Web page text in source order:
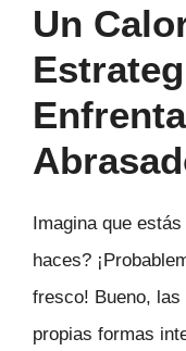
Un
Imagina que
haces?
fresco! Bueno, las
propias formas